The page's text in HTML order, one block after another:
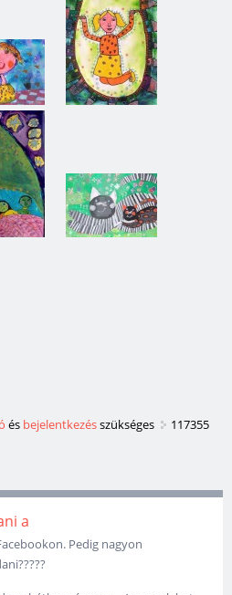
és bejelentkezésszükséges
117355
a
Pedig nagyon